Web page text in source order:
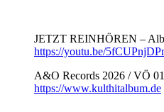
JETZT REINHÖREN –
https://youtu.be/
A&O Records 2026 / VÖ
https://www.kulthitalbum.de